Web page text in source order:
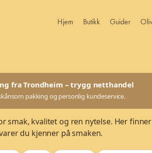
Hjem Butikk Guider
fra Trondheim – trygg netthandel
pakking og personlig kundeservice.
smak, kvalitet og ren nytelse. Her
du kjenner på smaken.